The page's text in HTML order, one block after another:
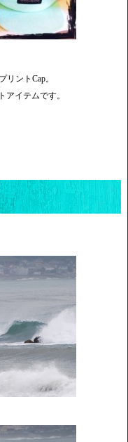
ントCap。
アイテムです。